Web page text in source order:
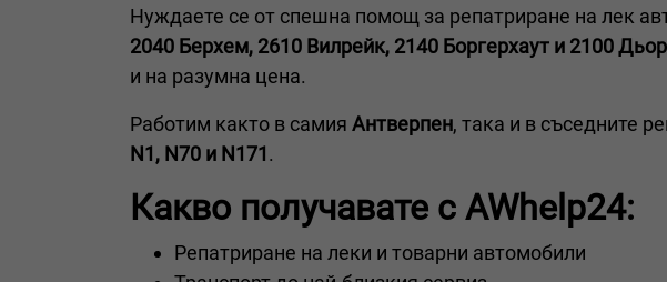
Нуждаете се от спешна помощ за репатриране на лек
2040 Берхем, 2610 Вилрейк, 2140 Боргерхаут и 2100
и на разумна цена.
Работим както в самия Антверпен, така и в съседните
N1, N70 и N171.
Какво получавате с AWhelp24:
Репатриране на леки и товарни автомобили